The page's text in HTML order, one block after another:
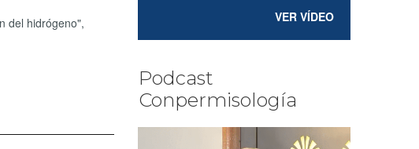
del hidrógeno",
VER VÍDEO
Podcast
Conpermisología